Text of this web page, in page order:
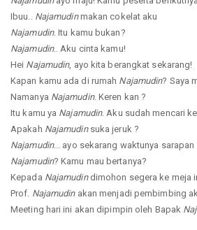
Ibuu.. Najamudinmakan cokelat aku
Najamudin. Itu kamu bukan?
Najamudin.. Aku cinta kamu!
Hei Najamudin, ayo kita berangkat sekarang!
Kapan kamu ada di rumah Najamudin? Saya
Namanya Najamudin. Keren kan ?
Itu kamu ya Najamudin. Aku sudah mencari
Apakah Najamudinsuka jeruk ?
Najamudin... ayo sekarang waktunya sarapan
Najamudin? Kamu mau bertanya?
Kepada Najamudindimohon segera ke meja
Prof. Najamudinakan menjadi pembimbing
Meeting hari ini akan dipimpin oleh Bapak